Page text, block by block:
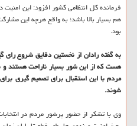
فرمانده کل انتظامی کشور افزود: این
هم بسیار بالا باشد؛ به واقع هرچه این
بود.
به گفته رادان از نخستین دقایق شروع
هست که از این شور بسیار ناراحت هستند و
مردم با این استقبال برای تصمیم گیری
شوند.